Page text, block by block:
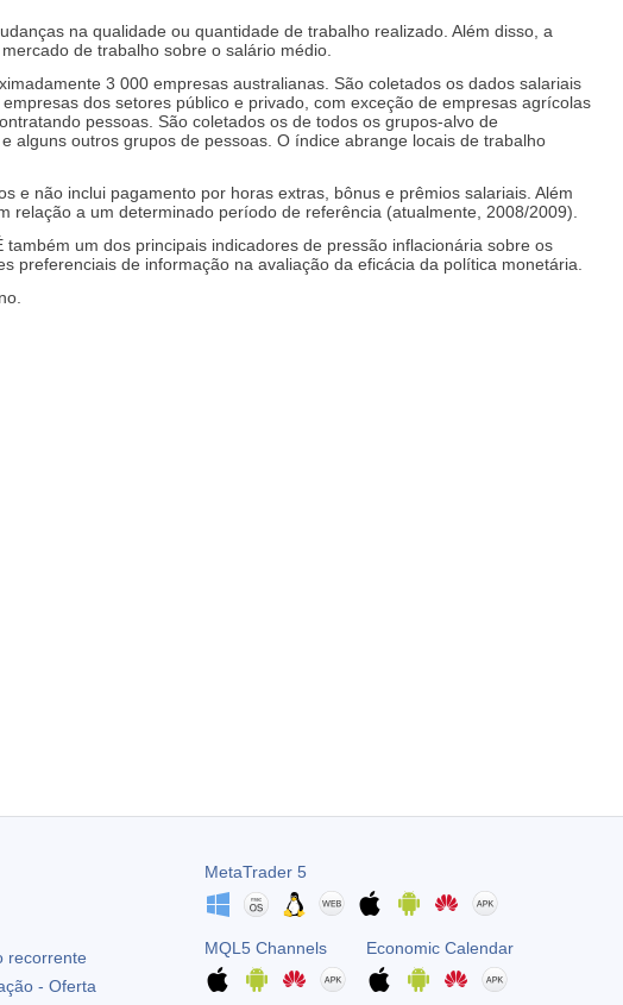
na qualidade ou quantidade de trabalho realizado. Além disso, a
de trabalho sobre o salário médio.
3 000 empresas australianas. São coletados os dados salariais
dos setores público e privado, com exceção de empresas agrícolas
pessoas. São coletados os de todos os grupos-alvo de
alguns outros grupos de pessoas. O índice abrange locais de trabalho
e não inclui pagamento por horas extras, bônus e prêmios salariais. Além
a um determinado período de referência (atualmente, 2008/2009).
um dos principais indicadores de pressão inflacionária sobre os
preferenciais de informação na avaliação da eficácia da política monetária.
recorrente
- Oferta
MetaTrader 5
MQL5 Channels Economic Calendar